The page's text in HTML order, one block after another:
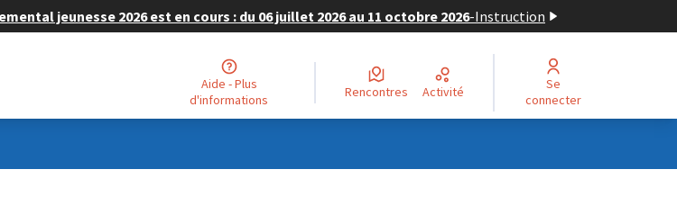
jeunesse 2026 est en cours : du 06 juillet 2026 au 11 octobre 2026-Instruction
Aide - Plus
d'informations
Rencontres Activité
Se
connecter